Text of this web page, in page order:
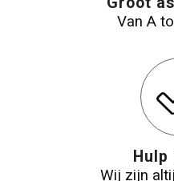
Van A
Hulp
Wij zijn